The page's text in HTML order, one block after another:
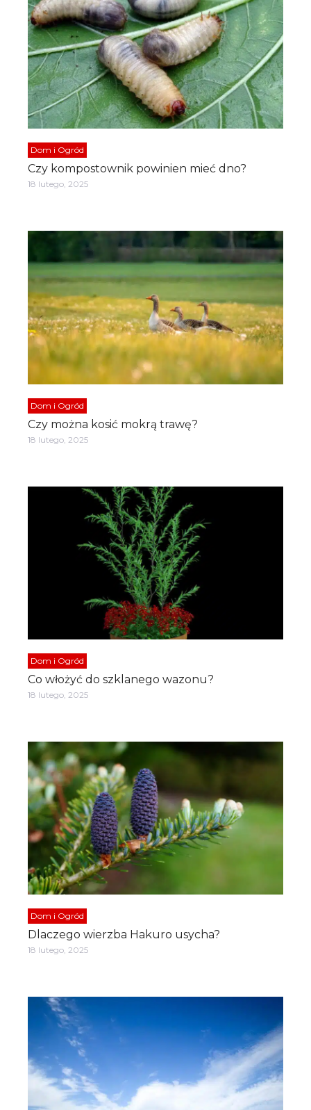
Dom i Ogród
Czy kompostownik powinien mieć dno?
18 lutego, 2025
Dom i Ogród
Czy można kosić mokrą trawę?
18 lutego, 2025
Dom i Ogród
Co włożyć do szklanego wazonu?
18 lutego, 2025
Dom i Ogród
Dlaczego wierzba Hakuro usycha?
18 lutego, 2025